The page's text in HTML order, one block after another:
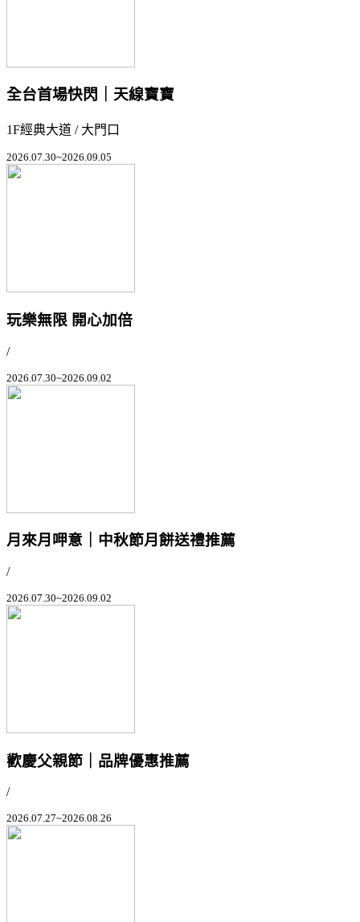
全台首場快閃｜天線寶寶
1F經典大道 / 大門口
2026.07.30~2026.09.05
玩樂無限 開心加倍
/
2026.07.30~2026.09.02
月來月呷意｜中秋節月餅送禮推薦
/
2026.07.30~2026.09.02
歡慶父親節｜品牌優惠推薦
/
2026.07.27~2026.08.26